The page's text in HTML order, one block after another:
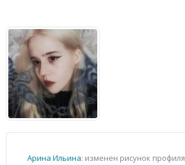
Арина Ильина: изменен рисунок профиля